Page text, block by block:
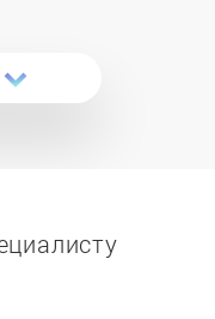
услуги
без
просто оставьте